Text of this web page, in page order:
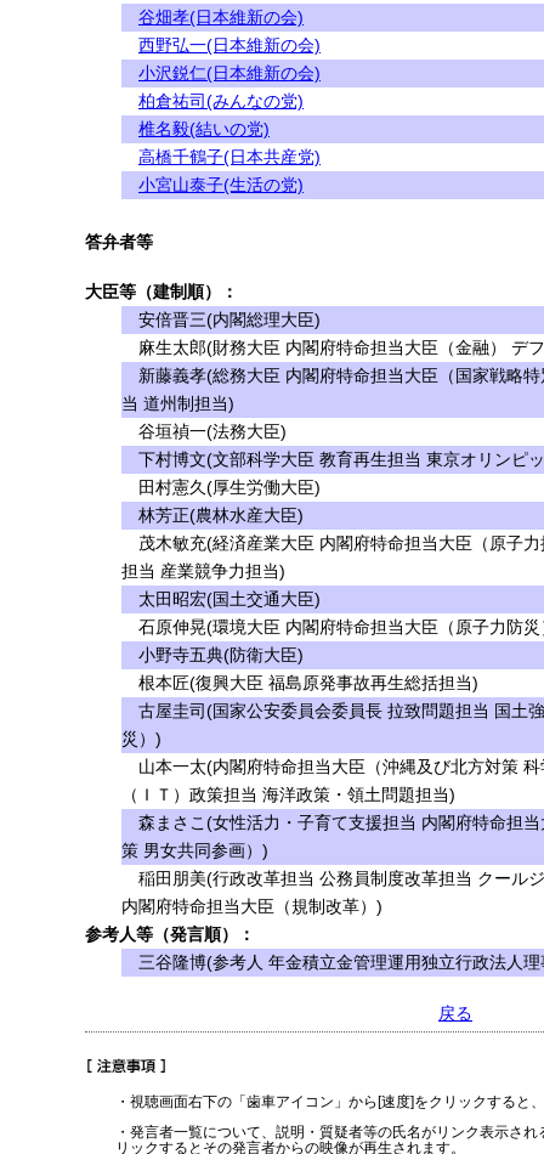
谷畑孝(日本維新の会)
西野弘一(日本維新の会)
小沢鋭仁(日本維新の会)
柏倉祐司(みんなの党)
椎名毅(結いの党)
高橋千鶴子(日本共産党)
小宮山泰子(生活の党)
答弁者等
大臣等（建制順）：
安倍晋三(内閣総理大臣)
麻生太郎(財務大臣 内閣府特命担当大臣（金融） デ
新藤義孝(総務大臣 内閣府特命担当大臣（国家戦略
当 道州制担当)
谷垣禎一(法務大臣)
下村博文(文部科学大臣 教育再生担当 東京オリンピ
田村憲久(厚生労働大臣)
林芳正(農林水産大臣)
茂木敏充(経済産業大臣 内閣府特命担当大臣（原子
担当 産業競争力担当)
太田昭宏(国土交通大臣)
石原伸晃(環境大臣 内閣府特命担当大臣（原子力防災
小野寺五典(防衛大臣)
根本匠(復興大臣 福島原発事故再生総括担当)
古屋圭司(国家公安委員会委員長 拉致問題担当 国土
災）)
山本一太(内閣府特命担当大臣（沖縄及び北方対策
（ＩＴ）政策担当 海洋政策・領土問題担当)
森まさこ(女性活力・子育て支援担当 内閣府特命担
策 男女共同参画）)
稲田朋美(行政改革担当 公務員制度改革担当 クール
内閣府特命担当大臣（規制改革）)
参考人等（発言順）：
三谷隆博(参考人 年金積立金管理運用独立行政法人理
戻る
・視聴画面右下の「歯車アイコン」から[速度]をクリックすると
・発言者一覧について、説明・質疑者等の氏名がリンク表示さ
リックするとその発言者からの映像が再生されます。